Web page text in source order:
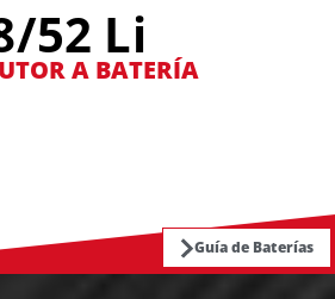
52 Li
A BATERÍA
Guía de Baterías